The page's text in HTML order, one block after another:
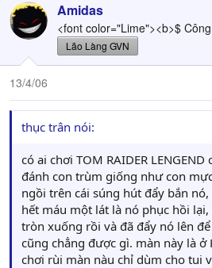
Amidas
<font color="Lime"><b>$
Lão Làng GVN
13/4/06
thục trân nói:
có ai chơi TOM RAIDER
đánh con trùm giống như con
ngồi trên cái súng hút đẩy bắn
hết máu một lát là nó phục hồi
tròn xuống rồi và đã đẩy nó lên
cũng chẳng được gì. màn này là ở
chơi rùi màn nàu chỉ dùm cho tui